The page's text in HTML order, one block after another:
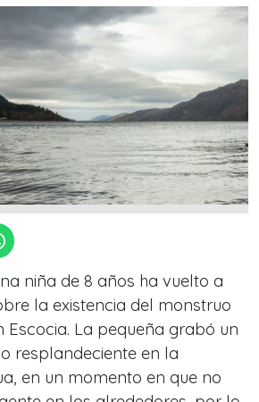
niña de 8 años ha vuelto a
la existencia del monstruo
Escocia. La pequeña grabó un
resplandeciente en la
en un momento en que no